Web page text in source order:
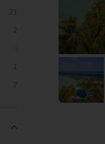
21
2
7